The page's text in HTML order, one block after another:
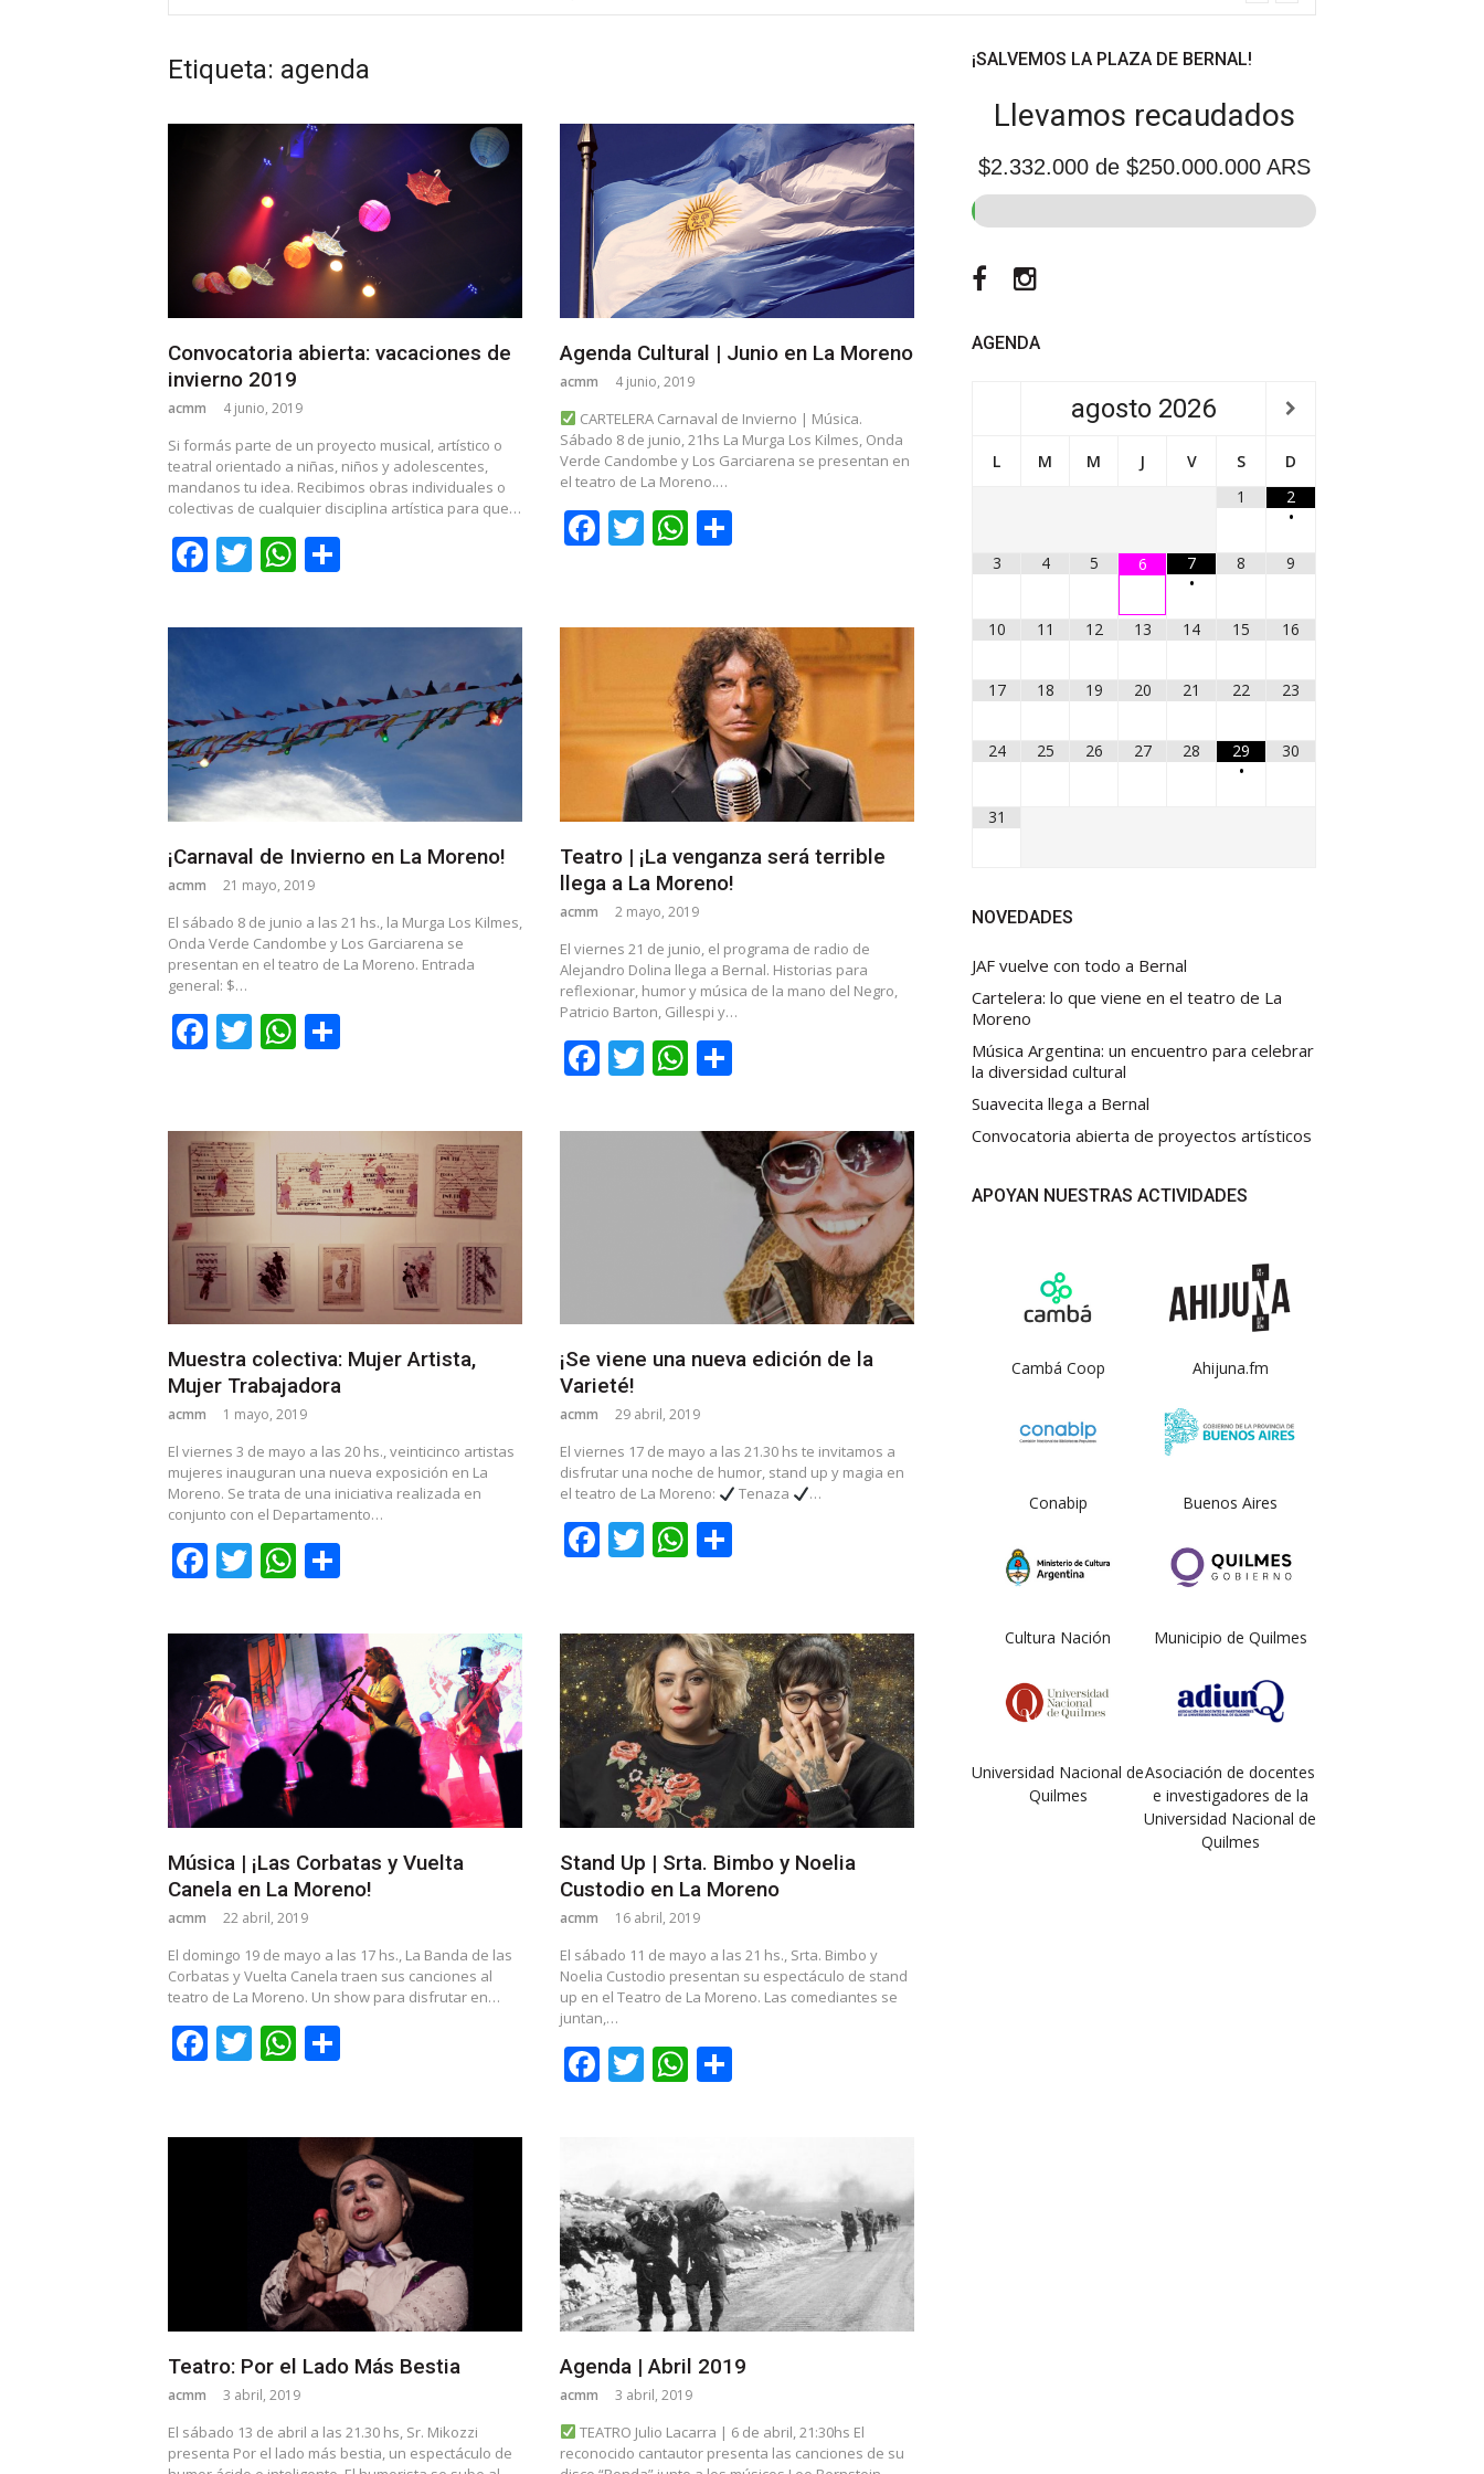
Etiqueta: agenda
Convocatoria abierta: vacaciones de
invierno 2019
acmm 4 junio, 2019
Si formás parte de un proyecto musical, artístico o
teatral orientado a niñas, niños y adolescentes,
mandanos tu idea. Recibimos obras individuales o
colectivas de cualquier disciplina artística para que…
Facebook
TwitterWhatsApp
Agenda Cultural | Junio en La Moreno
acmm 4 junio, 2019
CARTELERA Carnaval de Invierno | Música.
Sábado 8 de junio, 21hs La Murga Los Kilmes, Onda
Verde Candombe y Los Garciarena se presentan en
el teatro de La Moreno.…
Facebook
Twitter
WhatsApp
Share
¡Carnaval de Invierno en La Moreno!
acmm 21 mayo, 2019
El sábado 8 de junio a las 21 hs., la Murga Los Kilmes,
Onda Verde Candombe y Los Garciarena se
presentan en el teatro de La Moreno. Entrada
general: $…
Facebook
TwitterWhatsApp
Teatro | ¡La venganza será terrible
llega a La Moreno!
acmm 2 mayo, 2019
El viernes 21 de junio, el programa de radio de
Alejandro Dolina llega a Bernal. Historias para
reflexionar, humor y música de la mano del Negro,
Patricio Barton, Gillespi y…
Facebook
Twitter
WhatsApp
Share
Muestra colectiva: Mujer Artista,
Mujer Trabajadora
acmm 1 mayo, 2019
El viernes 3 de mayo a las 20 hs., veinticinco artistas
mujeres inauguran una nueva exposición en La
Moreno. Se trata de una iniciativa realizada en
conjunto con el Departamento…
Facebook
TwitterWhatsApp
¡Se viene una nueva edición de la
Varieté!
acmm 29 abril, 2019
El viernes 17 de mayo a las 21.30 hs te invitamos a
disfrutar una noche de humor, stand up y magia en
el teatro de La Moreno:
Tenaza …
Facebook
Twitter
WhatsApp
Share
Música | ¡Las Corbatas y Vuelta
Canela en La Moreno!
acmm 22 abril, 2019
El domingo 19 de mayo a las 17 hs., La Banda de las
Corbatas y Vuelta Canela traen sus canciones al
teatro de La Moreno. Un show para disfrutar en…
Facebook
TwitterWhatsApp
Stand Up | Srta. Bimbo y Noelia
Custodio en La Moreno
acmm 16 abril, 2019
El sábado 11 de mayo a las 21 hs., Srta. Bimbo y
Noelia Custodio presentan su espectáculo de stand
up en el Teatro de La Moreno. Las comediantes se
juntan,…
Facebook
Twitter
WhatsApp
Share
Teatro: Por el Lado Más Bestia
acmm 3 abril, 2019
El sábado 13 de abril a las 21.30 hs, Sr. Mikozzi
presenta Por el lado más bestia, un espectáculo de
Agenda | Abril 2019
acmm 3 abril, 2019
TEATRO Julio Lacarra | 6 de abril, 21:30hs El
reconocido cantautor presenta las canciones de su
¡SALVEMOS LA PLAZA DE BERNAL!
Llevamos recaudados
$2.332.000de $250.000.000 ARS
Facebook
AGENDA
agosto 2026
L M M J V S
D
1
2
•
3 4 5 6
7
•
8 9
10 11 12 13 14 15 16
17 18 19 20 21 22 23
24 25 26 27 28
29
•
30
31
NOVEDADES
JAF vuelve con todo a Bernal
Cartelera: lo que viene en el teatro de La
Moreno
Música Argentina: un encuentro para celebrar
la diversidad cultural
Suavecita llega a Bernal
Convocatoria abierta de proyectos artísticos
APOYAN NUESTRAS ACTIVIDADES
Cambá Coop Ahijuna.fm
Conabip Buenos Aires
Cultura Nación Municipio de Quilmes
Universidad Nacional de
Quilmes
Asociación de docentes
e investigadores de la
Universidad Nacional de
Quilmes